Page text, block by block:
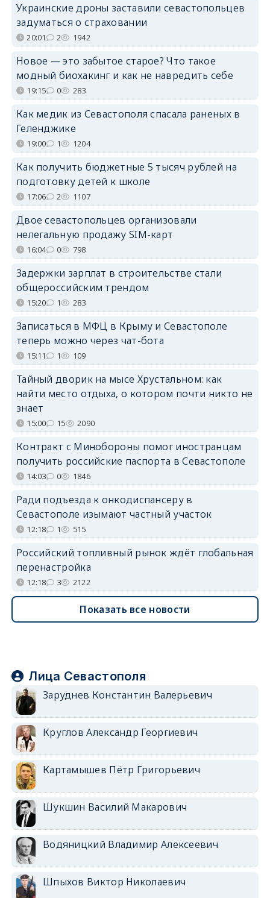
Украинские дроны заставили севастопольцев
задуматься о страховании
20:01 2 1942
Новое — это забытое старое? Что такое
модный биохакинг и как не навредить себе
19:15 0 283
Как медик из Севастополя спасала раненых в
Геленджике
19:00 1 1204
Как получить бюджетные 5 тысяч рублей на
подготовку детей к школе
17:06 2 1107
Двое севастопольцев организовали
нелегальную продажу SIM-карт
16:04 0 798
Задержки зарплат в строительстве стали
общероссийским трендом
15:20 1 283
Записаться в МФЦ в Крыму и Севастополе
теперь можно через чат-бота
15:11 1 109
Тайный дворик на мысе Хрустальном: как
найти место отдыха, о котором почти никто не
знает
15:00 15 2090
Контракт с Минобороны помог иностранцам
получить российские паспорта в Севастополе
14:03 0 1846
Ради подъезда к онкодиспансеру в
Севастополе изымают частный участок
12:18 1 515
Российский топливный рынок ждёт глобальная
перенастройка
12:18 3 2122
Показать все новости
Лица Севастополя
Заруднев Константин Валерьевич
Круглов Александр Георгиевич
Картамышев Пётр Григорьевич
Шукшин Василий Макарович
Водяницкий Владимир Алексеевич
Шпыхов Виктор Николаевич